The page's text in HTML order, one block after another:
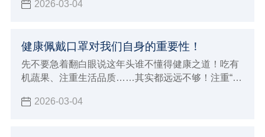
一些场合需要我们戴好口罩，保护自己。
2026-03-04
健康佩戴口罩对我们自身的重要性！
先不要急着翻白眼说这年头谁不懂得健康之道！吃有
机蔬果、注重生活品质……其实都远远不够！注重“内
知道，不是躲在屋里不出来就能躲过雾霾这一劫的。
2026-03-04